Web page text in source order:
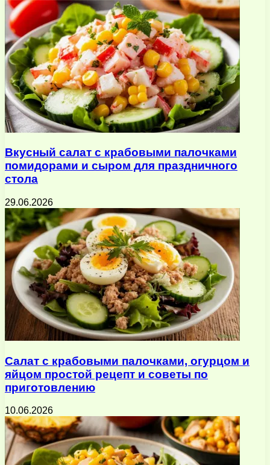
Вкусный салат с крабовыми палочками
помидорами и сыром для праздничного
стола
29.06.2026
Салат с крабовыми палочками, огурцом и
яйцом простой рецепт и советы по
приготовлению
10.06.2026